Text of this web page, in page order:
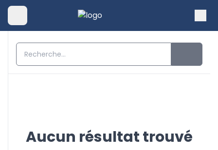
Aucun résultat trouvé